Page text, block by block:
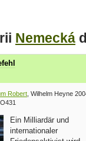
Nemecká
Robert , Wilhelm Heyne
Ein Milliardär und
internationaler